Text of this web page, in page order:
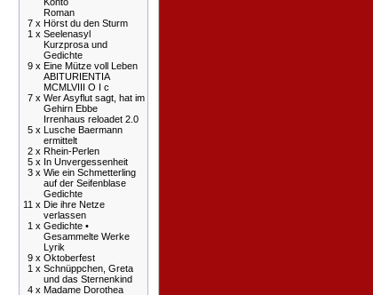
Roman
7 x Hörst du den Sturm
1 x Seelenasyl
Kurzprosa und
Gedichte
9 x Eine Mütze voll Leben
ABITURIENTIA
MCMLVIII O I c
7 x Wer Asyflut sagt, hat im
Gehirn Ebbe
Irrenhaus reloadet 2.0
5 x Lusche Baermann
ermittelt
2 x Rhein-Perlen
5 x In Unvergessenheit
3 x Wie ein Schmetterling
auf der Seifenblase
Gedichte
11 x Die ihre Netze
verlassen
1 x Gedichte •
Gesammelte Werke
Lyrik
9 x Oktoberfest
1 x Schnüppchen, Greta
und das Sternenkind
4 x Madame Dorothea